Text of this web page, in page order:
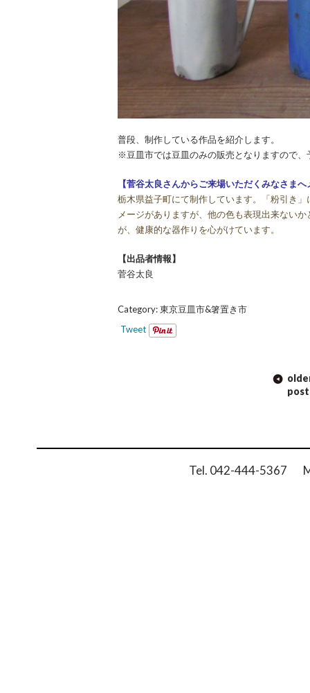
普段、制作している作品を紹介します。
※豆皿市では豆皿のみの販売となりますので、
【菅谷太良さんからご来場いただくみなさま
栃木県益子町にて制作しています。「粉引き
メージがありますが、他の色も表現出来ない
が、健康的な器作りを心がけています。
【出品者情報】
菅谷太良
Category:東京豆皿市&箸置き市
Tweet
Tel. 042-444-5367